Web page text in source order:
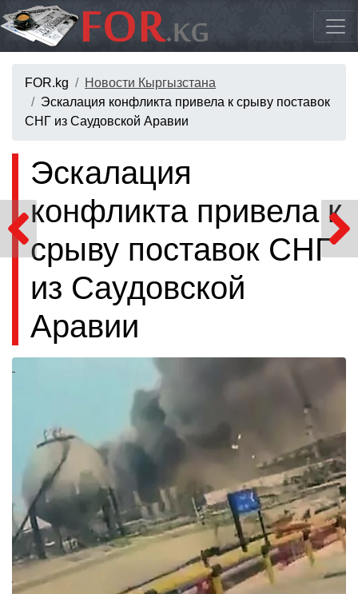
FOR.kg
Новости Кыргызстана
Эскалация конфликта привела к срыву поставок
СНГ из Саудовской Аравии
Эскалация
конфликта привела к
срыву поставок СНГ
из Саудовской
Аравии